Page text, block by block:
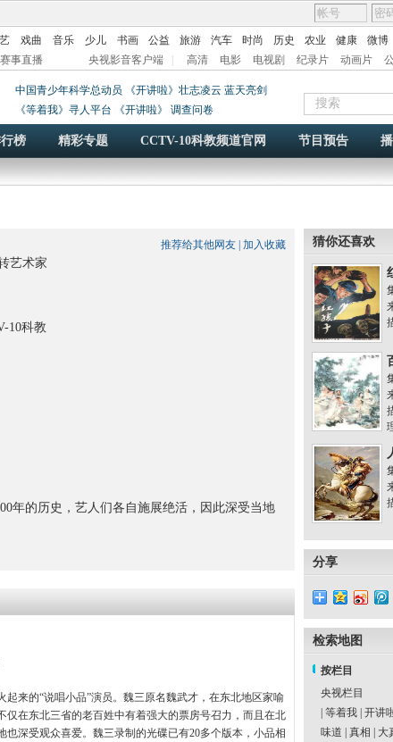
戏曲 音乐 少儿 书画 公益 旅游 汽车 时尚 历史 农业 健康 微博
赛事直播 央视影音客户端 高清 电影 电视剧 纪录片 动画片
中国青少年科学总动员
《开讲啦》壮志凌云 蓝天亮剑
《等着我》寻人平台
《开讲啦》 调查问卷
榜 精彩专题 CCTV-10科教频道官网 节目预告
推荐给其他网友 加入收藏
艺术家
10科教
年的历史，艺人们各自施展绝活，因此深受当地
起来的“说唱小品”演员。魏三原名魏武才，在东北地区家喻
仅在东北三省的老百姓中有着强大的票房号召力，而且在北
也深受观众喜爱。魏三录制的光碟已有20多个版本，小品相
猜你还喜欢
分享
检索地图
按栏目
央视栏目
等着我 开讲
味道
真相 大